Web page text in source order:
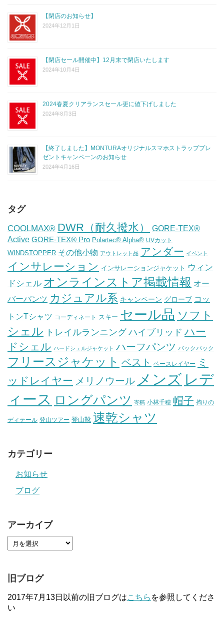
【閉店のお知らせ】
2024年12月1日
【閉店セール開催中】12月末で閉店いたします
2024年10月4日
2024春夏クリアランスセール更に値下げしました
2024年8月3日
【終了しました】MONTURAオリジナルスマホストラッププレ
ゼントキャンペーンのお知らせ
2024年4月16日
タグ
COOLMAX® DWR（耐久撥水）
GORE-TEX®
Active GORE-TEX® Pro Polartec® Alpha® UVカット
WINDSTOPPER その他小物 アウトレット品 アンダー イベント
インサレーション インサレーションジャケット ウィン
ドシェル オンラインストア掲載情報 オー
バーパンツ カジュアル系 キャンペーン グローブ コッ
トンTシャツ コーディネート スキー セール品 ソフト
シェル トレイルランニング ハイブリッド ハー
ドシェル ハードシェルジャケット ハーフパンツ バックパック
フリースジャケット ベスト ベースレイヤー
ミ
ッドレイヤー メリノウール メンズ レデ
ィース ロングパンツ 寄稿 小林千穂 帽子 拘りの
ディテール 登山ツアー 登山靴 速乾シャツ
カテゴリー
お知らせ
ブログ
アーカイブ
旧ブログ
2017年7月13日以前の旧ブログはこちら を参照してくださ
い